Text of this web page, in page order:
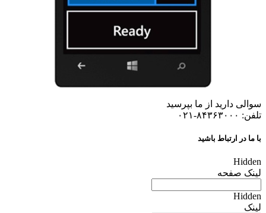
سوالی دارید از ما بپرسید
تلفن: ۸۴۳۶۳۰۰۰-۰۲۱
با ما در ارتباط باشید
Hidden
لینک صفحه
Hidden
لینک